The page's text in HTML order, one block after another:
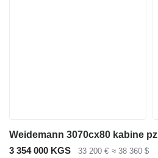
Weidemann 3070cx80 kabine pz
3 354 000 KGS
33 200 € ≈ 38 360 $